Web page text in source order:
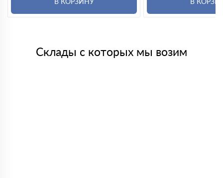
Склады с которых мы возим